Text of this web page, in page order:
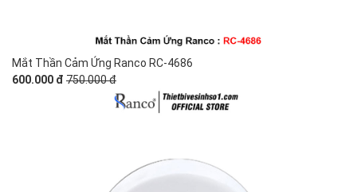
Mắt Thần Cảm Ứng Ranco RC-4686
600.000 đ 750.000 đ